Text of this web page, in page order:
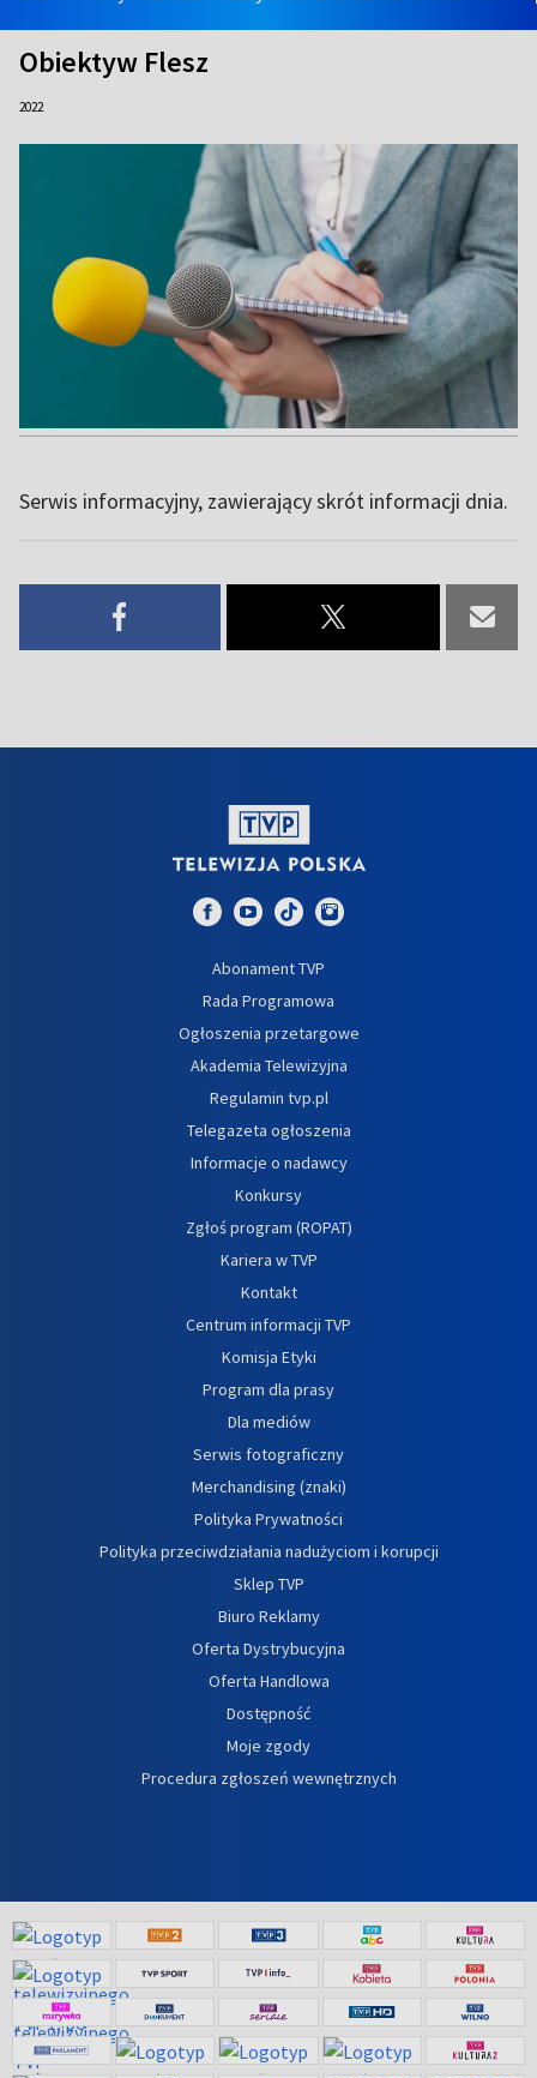
Obiektyw Flesz
2022
Serwis informacyjny, zawierający skrót informacji dnia.
Abonament TVP
Rada Programowa
Ogłoszenia przetargowe
Akademia Telewizyjna
Regulamin tvp.pl
Telegazeta ogłoszenia
Informacje o nadawcy
Konkursy
Zgłoś program (ROPAT)
Kariera w TVP
Kontakt
Centrum informacji TVP
Komisja Etyki
Program dla prasy
Dla mediów
Serwis fotograficzny
Merchandising (znaki)
Polityka Prywatności
Polityka przeciwdziałania nadużyciom i korupcji
Sklep TVP
Biuro Reklamy
Oferta Dystrybucyjna
Oferta Handlowa
Dostępność
Moje zgody
Procedura zgłoszeń wewnętrznych